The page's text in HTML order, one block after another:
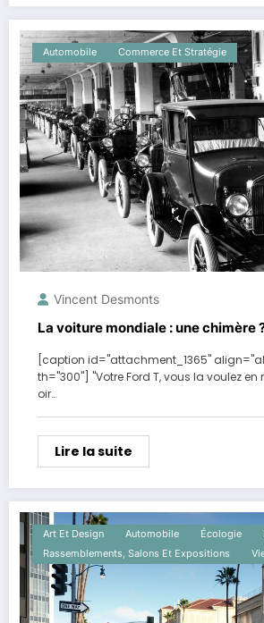
Automobile Commerce Et Stratégie
Vincent Desmonts
La voiture mondiale : une chimère
[caption id="attachment_1365"
th="300"] "Votre Ford T, vous la voulez en
oir…
Lire la suite
Art Et Design Automobile Écologie
Rassemblements, Salons Et Expositions